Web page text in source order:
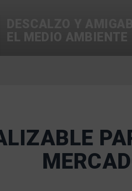
EL MEDIO AMBIENTE